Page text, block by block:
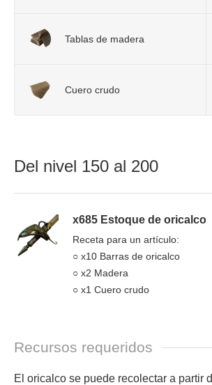
Tablas de madera
Cuero crudo
Del nivel 150 al 200
x685 Estoque de oricalco
Receta para un artículo:
○ x10 Barras de oricalco
○ x2 Madera
○ x1 Cuero crudo
Recursos requeridos
El oricalco se puede recolectar a partir